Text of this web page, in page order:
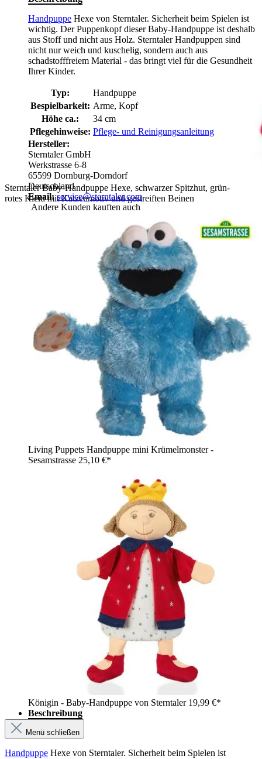
Sterntaler Baby-Handpuppe Hexe, schwarzer Spitzhut, grün-
rotes Kleid mit Katzenmotiv und gestreiften Beinen
Handpuppe Hexe von Sterntaler. Sicherheit beim Spielen ist
wichtig. Der Puppenkopf dieser Baby-Handpuppe ist deshalb
aus Stoff und nicht aus Holz. Sterntaler Handpuppen sind
nicht nur weich und kuschelig, sondern auch aus
schadstofffreiem Material - das bringt viel für die Gesundheit
Ihrer Kinder.
Typ:
Handpuppe
Bespielbarkeit: Arme, Kopf
Höhe ca.:
34 cm
Pflegehinweise: Pflege- und Reinigungsanleitung
Hersteller:
Sterntaler GmbH
Werkstrasse 6-8
65599 Dornburg-Dorndorf
Deutschland
Email: service@sterntaler.com
Andere Kunden kauften auch
Living Puppets Handpuppe mini Krümelmonster -
Sesamstrasse 25,10 €*
Königin - Baby-Handpuppe von Sterntaler 19,99 €*
Beschreibung
Menü schließen
Handpuppe Hexe von Sterntaler. Sicherheit beim Spielen ist